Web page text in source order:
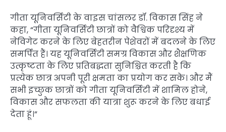
गीता यूनिवर्सिटी के वाइस चांसलर डॉ. विकास सिंह ने
कहा, “गीता यूनिवर्सिटी छात्रों को वैश्विक परिदृश्य में
नेविगेट करने के लिए बेहतरीन पेशेवरों में बदलने के लिए
समर्पित हैं। यह यूनिवर्सिटी समग्र विकास और शैक्षणिक
उत्कृष्टता के लिए प्रतिबद्धता सुनिश्चित करती है कि
प्रत्येक छात्र अपनी पूरी क्षमता का प्रयोग कर सके। और मैं
सभी इच्छुक छात्रों को गीता यूनिवर्सिटी में शामिल होने,
विकास और सफलता की यात्रा शुरू करने के लिए बधाई
देता हूं।”